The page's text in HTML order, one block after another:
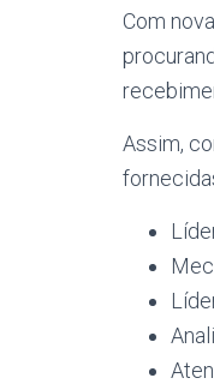
Com
Assim,